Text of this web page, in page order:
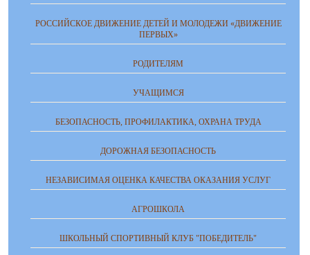
РОССИЙСКОЕ ДВИЖЕНИЕ ДЕТЕЙ И МОЛОДЕЖИ «ДВИЖЕНИЕ
ПЕРВЫХ»
РОДИТЕЛЯМ
УЧАЩИМСЯ
БЕЗОПАСНОСТЬ, ПРОФИЛАКТИКА, ОХРАНА ТРУДА
ДОРОЖНАЯ БЕЗОПАСНОСТЬ
НЕЗАВИСИМАЯ ОЦЕНКА КАЧЕСТВА ОКАЗАНИЯ УСЛУГ
АГРОШКОЛА
ШКОЛЬНЫЙ СПОРТИВНЫЙ КЛУБ "ПОБЕДИТЕЛЬ"